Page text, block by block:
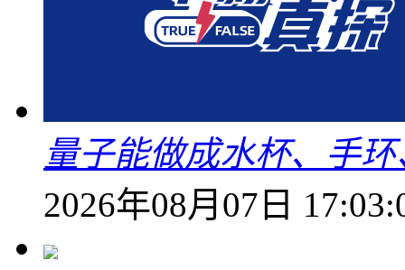
量子能做成水杯、手
2026年08月07日